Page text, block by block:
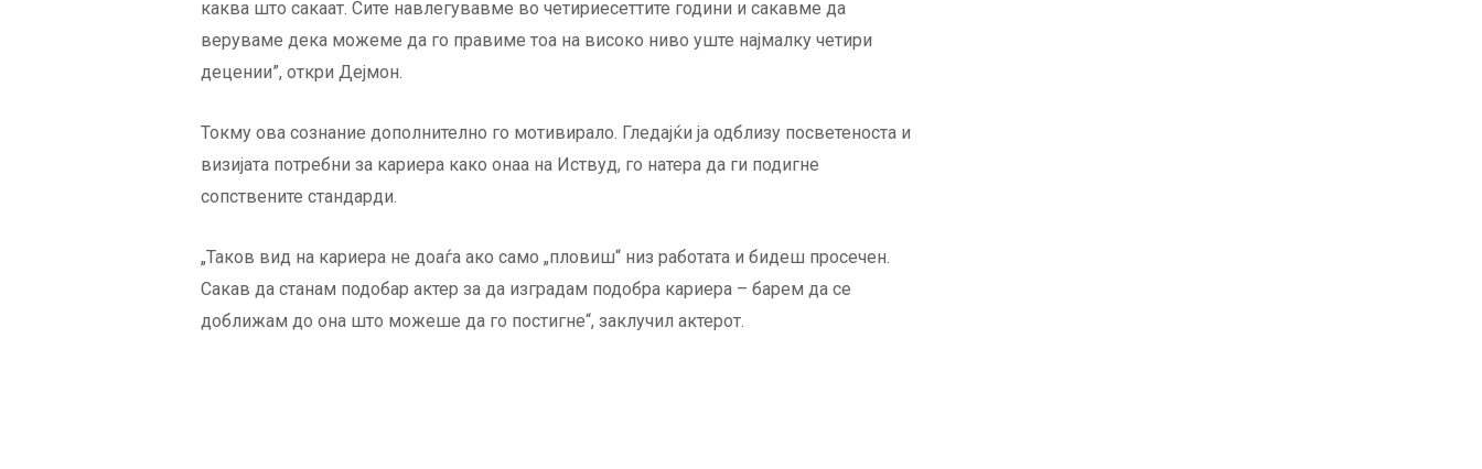
каква што сакаат. Сите навлегувавме во четириесеттите години и сакавме да
веруваме дека можеме да го правиме тоа на високо ниво уште најмалку четири
децении”, откри Дејмон.
Токму ова сознание дополнително го мотивирало. Гледајќи ја одблизу посветеноста и
визијата потребни за кариера како онаа на Иствуд, го натера да ги подигне
сопствените стандарди.
„Таков вид на кариера не доаѓа ако само „пловиш“ низ работата и бидеш просечен.
Сакав да станам подобар актер за да изградам подобра кариера – барем да се
доближам до она што можеше да го постигне“, заклучил актерот.